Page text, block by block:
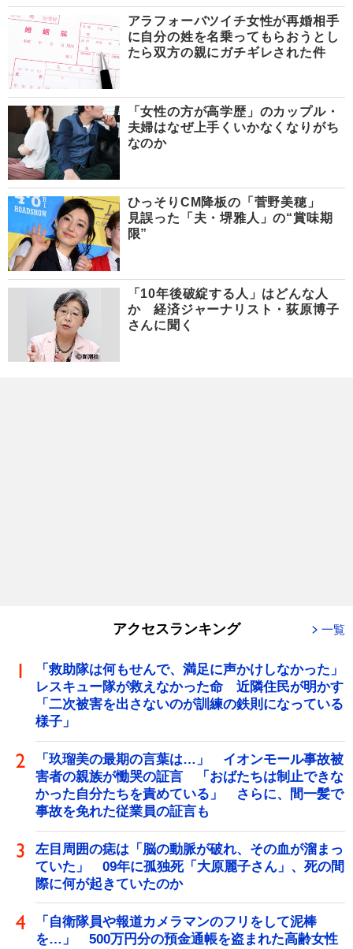
アラフォーバツイチ女性が再婚相手
に自分の姓を名乗ってもらおうとし
たら双方の親にガチギレされた件
「女性の方が高学歴」のカップル・
夫婦はなぜ上手くいかなくなりがち
なのか
ひっそりCM降板の「菅野美穂」
見誤った「夫・堺雅人」の“賞味期
限”
「10年後破綻する人」はどんな人
か 経済ジャーナリスト・荻原博子
さんに聞く
アクセスランキング 一覧
「救助隊は何もせんで、満足に声かけしなかった」
レスキュー隊が救えなかった命 近隣住民が明かす
「二次被害を出さないのが訓練の鉄則になっている
様子」
「玖瑠美の最期の言葉は…」 イオンモール事故被
害者の親族が慟哭の証言 「おばたちは制止できな
かった自分たちを責めている」 さらに、間一髪で
事故を免れた従業員の証言も
左目周囲の痣は「脳の動脈が破れ、その血が溜まっ
ていた」 09年に孤独死「大原麗子さん」、死の間
際に何が起きていたのか
「自衛隊員や報道カメラマンのフリをして泥棒
を…」 500万円分の預金通帳を盗まれた高齢女性